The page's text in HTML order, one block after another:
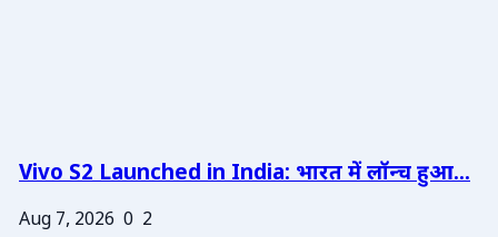
Vivo S2 Launched in India: भारत में लॉन्च हुआ...
Aug 7, 2026 0 2